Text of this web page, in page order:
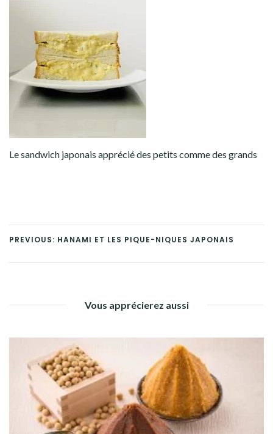
Le sandwich japonais apprécié des petits comme des grands
PREVIOUS: HANAMI ET LES PIQUE-NIQUES JAPONAIS
Vous apprécierez aussi